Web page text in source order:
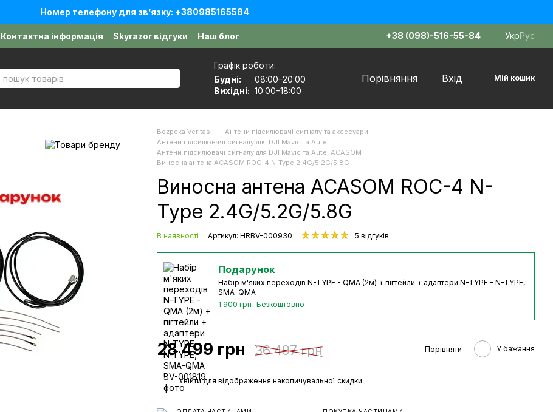
Номер телефону для звʼязку: +380985165584
Контактна інформація Skyrazor відгуки
Наш блог
Договір публічної оферти
+38 (098)-516-55-84 УкрРус
Графік роботи:
Будні:
08:00–20:00
Вихідні: 10:00–18:00
Порівняння Вхід Мій кошик
Bezpeka Veritas
Антени підсилювачі сигналу та аксесуари
Антени підсилювачі сигналу для DJI Mavic та Autel
Антени підсилювачі сигналу для DJI Mavic та Autel ACASOM
Виносна антена ACASOM ROC-4 N-Type 2.4G/5.2G/5.8G
Виносна антена ACASOM ROC-4 N-
Type 2.4G/5.2G/5.8G
В наявності Артикул: HRBV-000930 5 відгуків
Подарунок
Набір м'яких переходів N-TYPE - QMA (2м) + пігтейли + адаптери N-TYPE - N-TYPE,
SMA-QMA
1 900 грн Безкоштовно
28 499 грн 36 497 грн Порівняти У бажання
% Увійтидля відображення накопичувальної скидки